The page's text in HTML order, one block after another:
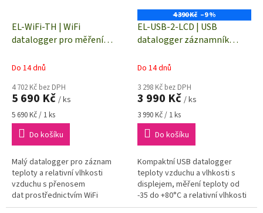
EL-WiFi-TH | WiFi
datalogger pro měření
Do 14 dnů
4 702 Kč bez DPH
5 690 Kč / ks
Měrná
cena:
5 690 Kč / 1 ks
Do košíku
Malý datalogger pro záznam
teploty a relativní vlhkosti
vzduchu s přenosem
dat prostřednictvím WiFi
připojení
4 390 Kč –9 %
EL-USB-2-LCD | USB
datalogger záznamník
Do 14 dnů
3 298 Kč bez DPH
3 990 Kč / ks
Měrná
cena:
3 990 Kč / 1 ks
Do košíku
Kompaktní USB datalogger
teploty vzduchu a vlhkosti s
displejem, měření teploty od
-35 do +80°C a relativní vlhkosti
vzduchu